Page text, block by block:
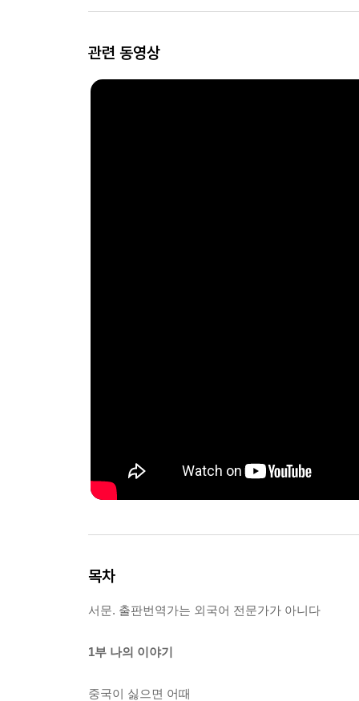
관련 동영상
목차
서문. 출판번역가는 외국어 전문가가 아니다
1부 나의 이야기
중국이 싫으면 어때